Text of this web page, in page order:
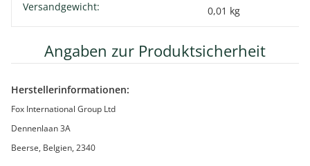
Produkteigenschaft
Wert
Versandgewicht: 0,01 kg
Angaben zur Produktsicherheit
Herstellerinformationen:
Fox International Group Ltd
Dennenlaan 3A
Beerse, Belgien, 2340